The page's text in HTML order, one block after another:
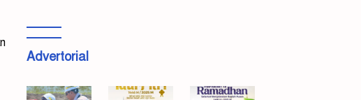
Advertorial